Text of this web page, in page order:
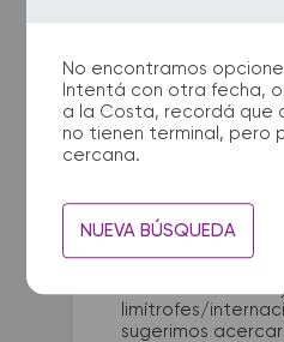
No encontramos
Intentá con otra fecha,
a la Costa, recordá que
no tienen terminal, pero
cercana.
NUEVA BÚSQUEDA
¿Con cuánta
debo
terminal de
Para viajes
limítrofes/
sugerimos